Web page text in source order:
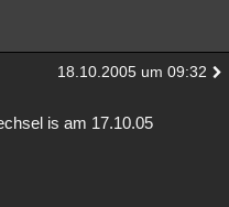
18.10.2005 um 09:32
is am 17.10.05